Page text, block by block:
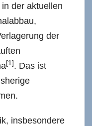
der aktuellen
der
[1] . Das ist
insbesondere